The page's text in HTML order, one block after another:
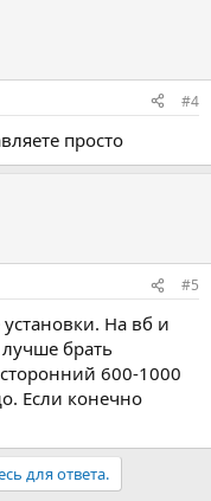
#4
просто
#5
На вб и
брать
600-1000
Если конечно
для ответа.